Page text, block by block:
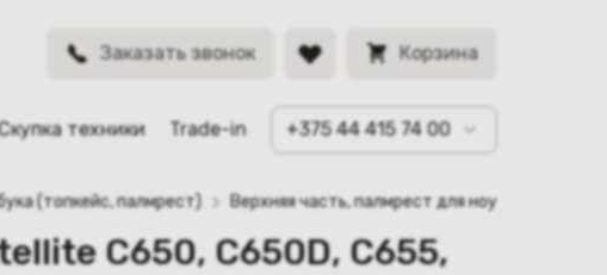
Заказать звонок Корзина
техники Trade-in +375 44 415 74 00
BYN
(топкейс, палмрест) Верхняя часть, палмрест для ноутбука
C650, C650D, C655,